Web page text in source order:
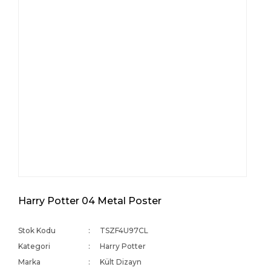
Harry Potter 04 Metal Poster
Stok Kodu
TSZF4U97CL
Kategori
Harry Potter
Marka
Kült Dizayn